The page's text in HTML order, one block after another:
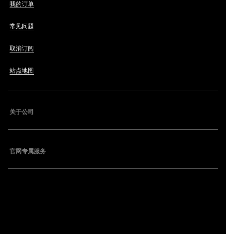
我的订单
常见问题
取消订阅
站点地图
关于公司
官网专属服务